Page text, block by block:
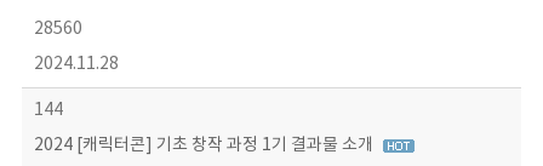
28560
2024.11.28
144
2024 [캐릭터콘] 기초 창작 과정 1기 결과물 소개